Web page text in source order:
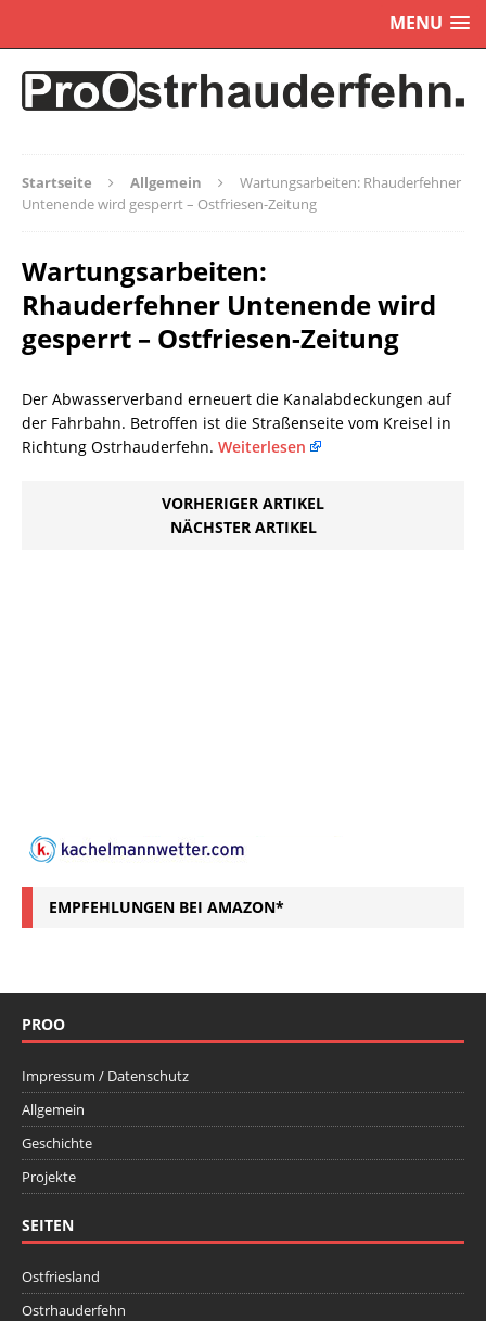
MENU
Startseite Allgemein
Wartungsarbeiten: Rhauderfehner
Untenende wird gesperrt – Ostfriesen-Zeitung
Wartungsarbeiten:
Rhauderfehner Untenende wird
gesperrt – Ostfriesen-Zeitung
Der Abwasserverband erneuert die Kanalabdeckungen auf
der Fahrbahn. Betroffen ist die Straßenseite vom Kreisel in
Richtung Ostrhauderfehn. Weiterlesen
VORHERIGER ARTIKEL
NÄCHSTER ARTIKEL
EMPFEHLUNGEN BEI AMAZON*
PROO
Impressum / Datenschutz
Allgemein
Geschichte
Projekte
SEITEN
Ostfriesland
Ostrhauderfehn